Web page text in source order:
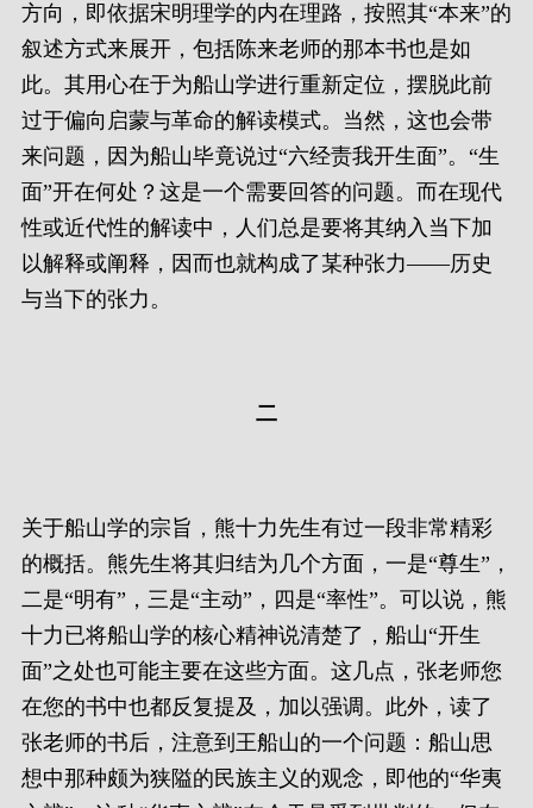
方向，即依据宋明理学的内在理路，按照其“本来”的
叙述方式来展开，包括陈来老师的那本书也是如
此。其用心在于为船山学进行重新定位，摆脱此前
过于偏向启蒙与革命的解读模式。当然，这也会带
来问题，因为船山毕竟说过“六经责我开生面”。“生
面”开在何处？这是一个需要回答的问题。而在现代
性或近代性的解读中，人们总是要将其纳入当下加
以解释或阐释，因而也就构成了某种张力——历史
与当下的张力。
二
关于船山学的宗旨，熊十力先生有过一段非常精彩
的概括。熊先生将其归结为几个方面，一是“尊生”，
二是“明有”，三是“主动”，四是“率性”。可以说，熊
十力已将船山学的核心精神说清楚了，船山“开生
面”之处也可能主要在这些方面。这几点，张老师您
在您的书中也都反复提及，加以强调。此外，读了
张老师的书后，注意到王船山的一个问题：船山思
想中那种颇为狭隘的民族主义的观念，即他的“华夷